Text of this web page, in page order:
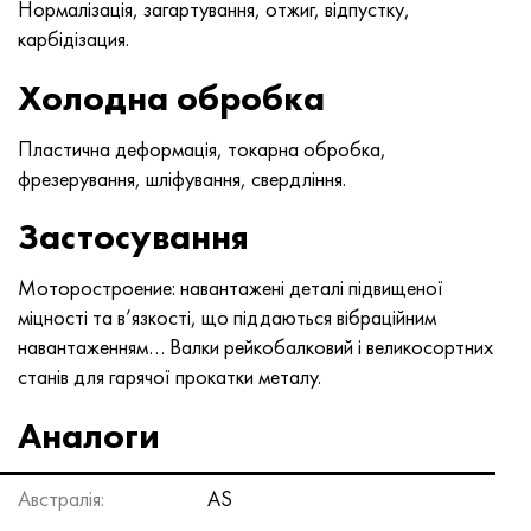
Нормалізація, загартування, отжиг, відпустку,
карбідізация.
Холодна обробка
Пластична деформація, токарна обробка,
фрезерування, шліфування, свердління.
Застосування
Моторостроение: навантажені деталі підвищеної
міцності та в’язкості, що піддаються вібраційним
навантаженням… Валки рейкобалковий і великосортних
станів для гарячої прокатки металу.
Аналоги
Австралія: AS